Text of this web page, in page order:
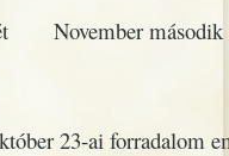
második
23-ai forradalom